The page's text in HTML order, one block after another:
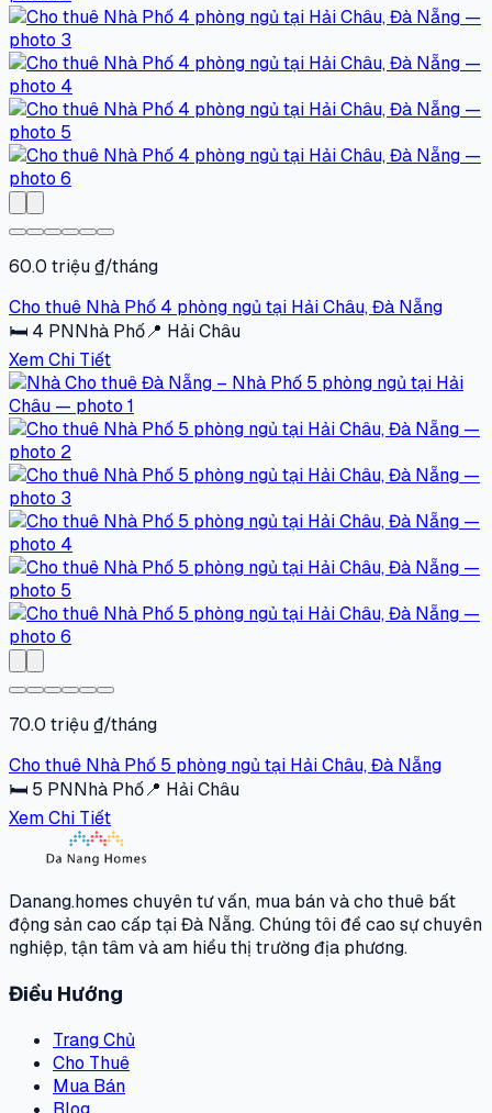
60.0 triệu ₫/tháng
Cho thuê Nhà Phố 4 phòng ngủ tại Hải Châu, Đà Nẵng
🛏 4 PNNhà Phố📍 Hải Châu
Xem Chi Tiết
70.0 triệu ₫/tháng
Cho thuê Nhà Phố 5 phòng ngủ tại Hải Châu, Đà Nẵng
🛏 5 PNNhà Phố📍 Hải Châu
Xem Chi Tiết
Danang.homes chuyên tư vấn, mua bán và cho thuê bất
động sản cao cấp tại Đà Nẵng. Chúng tôi đề cao sự chuyên
nghiệp, tận tâm và am hiểu thị trường địa phương.
Điều Hướng
Trang Chủ
Cho Thuê
Mua Bán